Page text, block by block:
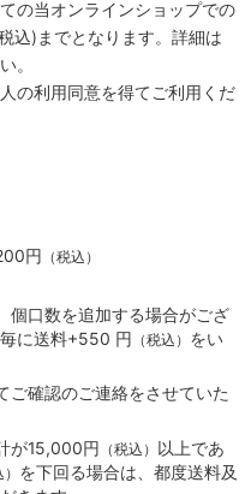
の当オンラインショップでの
込)までとなります。詳細は
。
の利用同意を得てご利用くだ
円 （税込）
個口数を追加する場合がござ
に送料+550 円 （税込） をい
ご確認のご連絡をさせていた
が15,000円 （税込） 以上であ
を下回る場合は、都度送料及